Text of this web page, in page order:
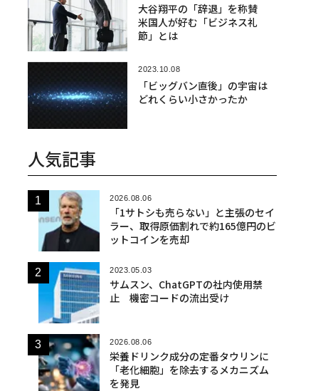
大谷翔平の「辞退」を称賛
米国人が好む「ビジネス礼
節」とは
2023.10.08
「ビッグバン直後」の宇宙は
どれくらい小さかったか
人気記事
2026.08.06
「1サトシも売らない」と主張のセイ
ラー、取得原価割れで約165億円のビ
ットコインを売却
2023.05.03
サムスン、ChatGPTの社内使用禁
止 機密コードの流出受け
2026.08.06
栄養ドリンク成分の定番タウリンに
「老化細胞」を除去するメカニズム
を発見